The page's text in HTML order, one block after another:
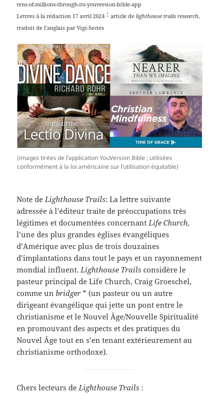
tens-of-millions-through-its-youversion-bible-app
Lettres à la rédaction 17 avril 2024 : article delighthouse trails research,
traduit de l’anglais par Vigi-Sectes
(images tirées de l’application YouVersion Bible ; utilisées
conformément à la loi américaine sur l’utilisation équitable)
Note deLighthouse Trails: La lettre suivante
adressée à l’éditeur traite de préoccupations très
légitimes et documentées concernantLife Church,
l’une des plus grandes églises évangéliques
d’Amérique avec plus de trois douzaines
d’implantations dans tout le pays et un rayonnement
mondial influent.Lighthouse Trails considère le
pasteur principal de Life Church, Craig Groeschel,
comme unbridger * (un pasteur ou un autre
dirigeant évangélique qui jette un pont entre le
christianisme et le Nouvel Âge/Nouvelle Spiritualité
en promouvant des aspects et des pratiques du
Nouvel Âge tout en s’en tenant extérieurement au
christianisme orthodoxe).
Chers lecteurs deLighthouse Trails :